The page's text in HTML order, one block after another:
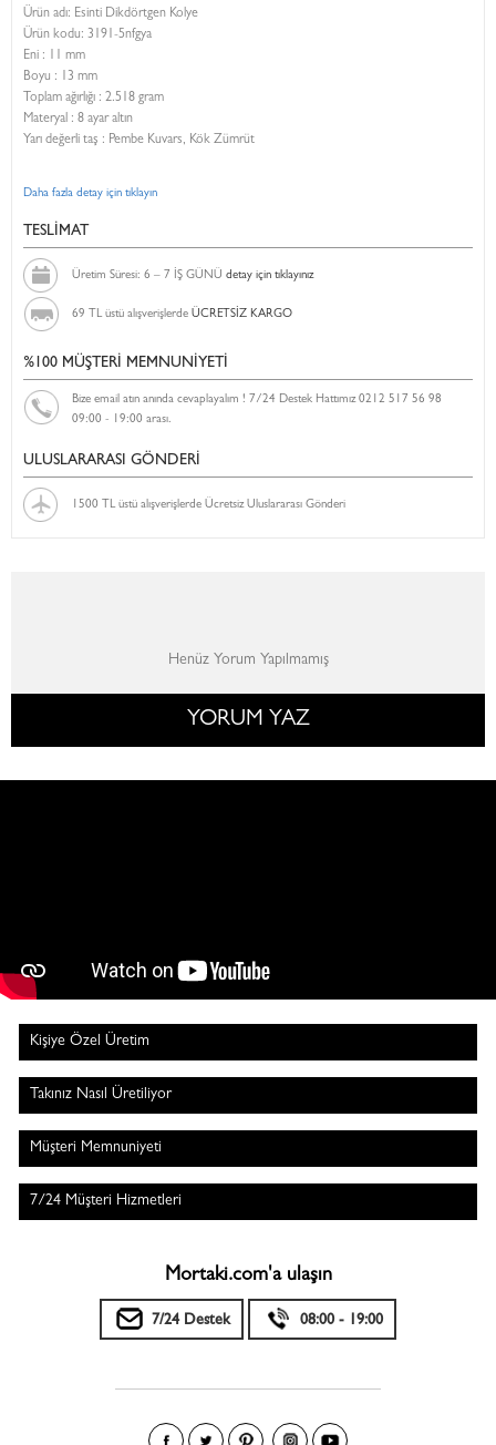
Ürün adı: Esinti Dikdörtgen Kolye
Ürün kodu: 3191-5nfgya
Eni : 11 mm
Boyu : 13 mm
Toplam ağırlığı : 2.518 gram
Materyal : 8 ayar altın
Yarı değerli taş : Pembe Kuvars, Kök Zümrüt
Daha fazla detay için tıklayın
TESLİMAT
Üretim Süresi: 6 – 7 İŞ GÜNÜ detay için tıklayınız
69 TL üstü alışverişlerde ÜCRETSİZ KARGO
%100 MÜŞTERİ MEMNUNİYETİ
Bize email atın anında cevaplayalım ! 7/24 Destek Hattımız 0212 517 56 98
09:00 - 19:00 arası.
ULUSLARARASI GÖNDERİ
1500 TL üstü alışverişlerde Ücretsiz Uluslararası Gönderi
Henüz Yorum Yapılmamış
YORUM YAZ
Kişiye Özel Üretim
Takınız Nasıl Üretiliyor
Müşteri Memnuniyeti
7/24 Müşteri Hizmetleri
Mortaki.com'a ulaşın
7/24 Destek 08:00 - 19:00